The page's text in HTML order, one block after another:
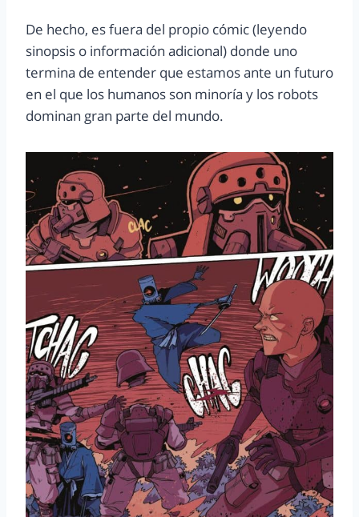
De hecho, es fuera del propio cómic (leyendo
sinopsis o información adicional) donde uno
termina de entender que estamos ante un futuro
en el que los humanos son minoría y los robots
dominan gran parte del mundo.